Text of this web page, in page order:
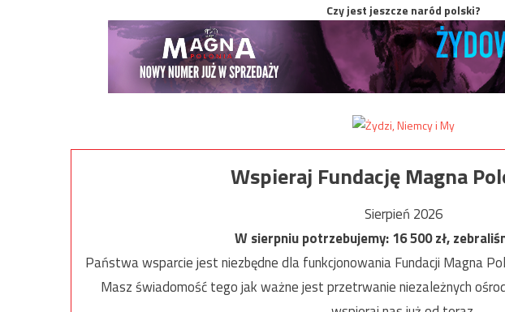
Czy jest jeszcze naród polski?
Wspieraj Fundację Magna
Sierpień 2026
W sierpniu potrzebujemy:16 500zł,
Państwa wsparcie jest niezbędne dla funkcjonowania Fundacji Magna
Masz świadomość tego jak ważne jest przetrwanie niezależnych